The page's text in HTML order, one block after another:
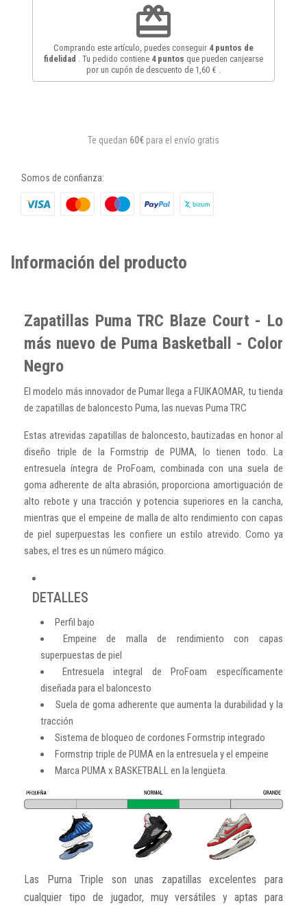
redeem
Comprando este artículo, puedes conseguir 4puntos de
fidelidad
. Tu pedido contiene 4puntos que pueden canjearse
por un cupón de descuento de 1,60 €
Te quedan 60€ para el envío gratis
Somos de confianza:
Información del producto
Zapatillas Puma TRC Blaze Court - Lo
más nuevo de Puma Basketball - Color
Negro
El modelo más innovador de Pumar llega a FUIKAOMAR, tu tienda
de zapatillas de baloncesto Puma, las nuevas Puma TRC
Estas atrevidas zapatillas de baloncesto, bautizadas en honor al
diseño triple de la Formstrip de PUMA, lo tienen todo. La
entresuela íntegra de ProFoam, combinada con una suela de
goma adherente de alta abrasión, proporciona amortiguación de
alto rebote y una tracción y potencia superiores en la cancha,
mientras que el empeine de malla de alto rendimiento con capas
de piel superpuestas les confiere un estilo atrevido. Como ya
sabes, el tres es un número mágico.
DETALLES
Perfil bajo
Empeine de malla de rendimiento con capas
superpuestas de piel
Entresuela integral de ProFoam específicamente
diseñada para el baloncesto
Suela de goma adherente que aumenta la durabilidad y la
tracción
Sistema de bloqueo de cordones Formstrip integrado
Formstrip triple de PUMA en la entresuela y el empeine
Marca PUMA x BASKETBALL en la lengüeta.
Las Puma Triple son unas zapatillas excelentes para
cualquier tipo de jugador, muy versátiles y aptas para